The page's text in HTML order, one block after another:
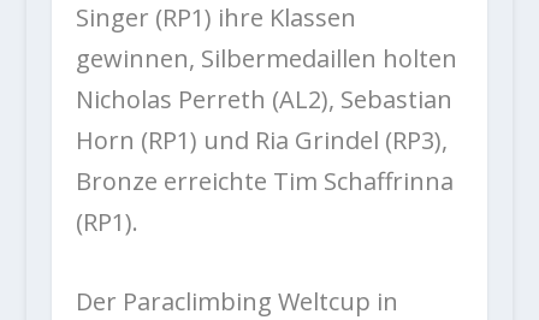
Singer (RP1) ihre Klassen
gewinnen, Silbermedaillen holten
Nicholas Perreth (AL2), Sebastian
Horn (RP1) und Ria Grindel (RP3),
Bronze erreichte Tim Schaffrinna
(RP1).
Der Paraclimbing Weltcup in